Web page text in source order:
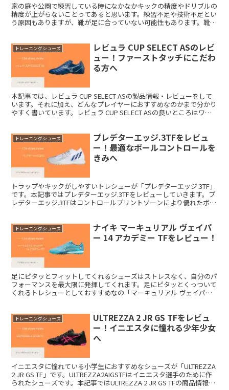
家の庭や公園で練習している時になかなかキックの精度やドリブルの
精度が上がらないことってあると思います。練習不足や技術不足とい
う原因もありますが、靴が足に合っていない可能性もあります。靴の
ングシューズを紹介します。それがファントム GT アカデミー TFで
す。
トレーニングシューズ
レビュラ CUP SELECT ASのレビ
ュー！ファーストタッチにこだわ
る方へ
本記事では、レビュラ CUP SELECT ASの製品情報・レビューをして
います。それに加え、どんなプレイヤーにおすすめなのかまで分かり
やすく書いています。レビュラ CUP SELECT ASの良いところはワイ
トレーニングシューズ
プレデターエッジ.3TFをレビュ
ー！最適なボールコントロールを
きみへ
トラップやキックがしやすいトレシューが「プレデターエッジ.3TF」
です。本記事ではプレデターエッジ.3TFをレビューしていきます。プ
レデターエッジ.3TFはコントロールプリントゾーンにより優れたボー
トレーニングシューズ
ナイキ マーキュリアル ヴェイパ
ー 14 アカデミー TFをレビュー！
足にピタッとフィットしてくれるシューズはストレスなく、自分のパ
フォーマンスを最大限に発揮してくれます。足にピタッとくっついて
くれるトレシューとしておすすめなの「マーキュリアル ヴェイパー
トレーニングシューズ
ULTREZZA 2 JR GS TFをレビュ
ー！イニエスタに憧れる少年少女
へ
イニエスタに憧れている小学生におすすめなシューズが「ULTREZZA
2 JR GS TF」です。ULTREZZA2AIGSTFはイニエスタ選手のために作
られたシューズです。本記事ではULTREZZA 2 JR GS TFの商品情報と